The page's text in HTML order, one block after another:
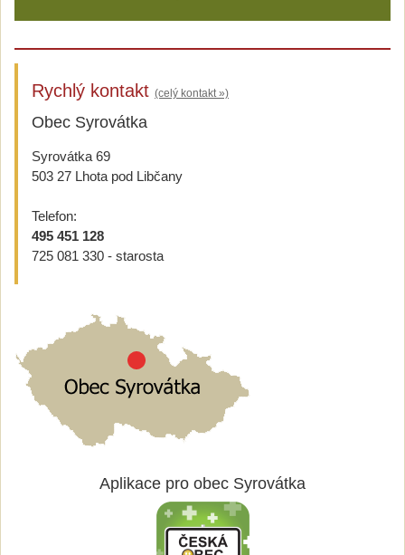
Rychlý kontakt (celý kontakt »)
Obec Syrovátka
Syrovátka 69
503 27 Lhota pod Libčany
Telefon:
495 451 128
725 081 330 - starosta
Aplikace pro obec Syrovátka